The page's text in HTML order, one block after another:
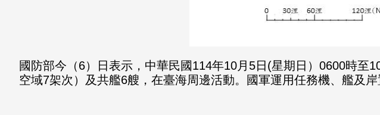
國防部今（6）日表示，中華民國114年10月5日(星期日）0600時
空域7架次）及共艦6艘，在臺海周邊活動。國軍運用任務機、艦及岸